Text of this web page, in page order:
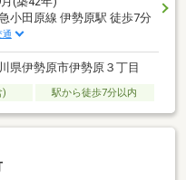
小田原線 伊勢原駅 徒歩7分
通
県伊勢原市伊勢原３丁目
) 駅から徒歩7分以内